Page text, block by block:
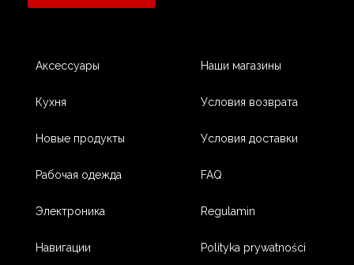
Аксессуары
Кухня
Новые продукты
Рабочая одежда
Электроника
Навигации
Наши магазины
Условия возврата
Условия доставки
FAQ
Regulamin
Polityka prywatności